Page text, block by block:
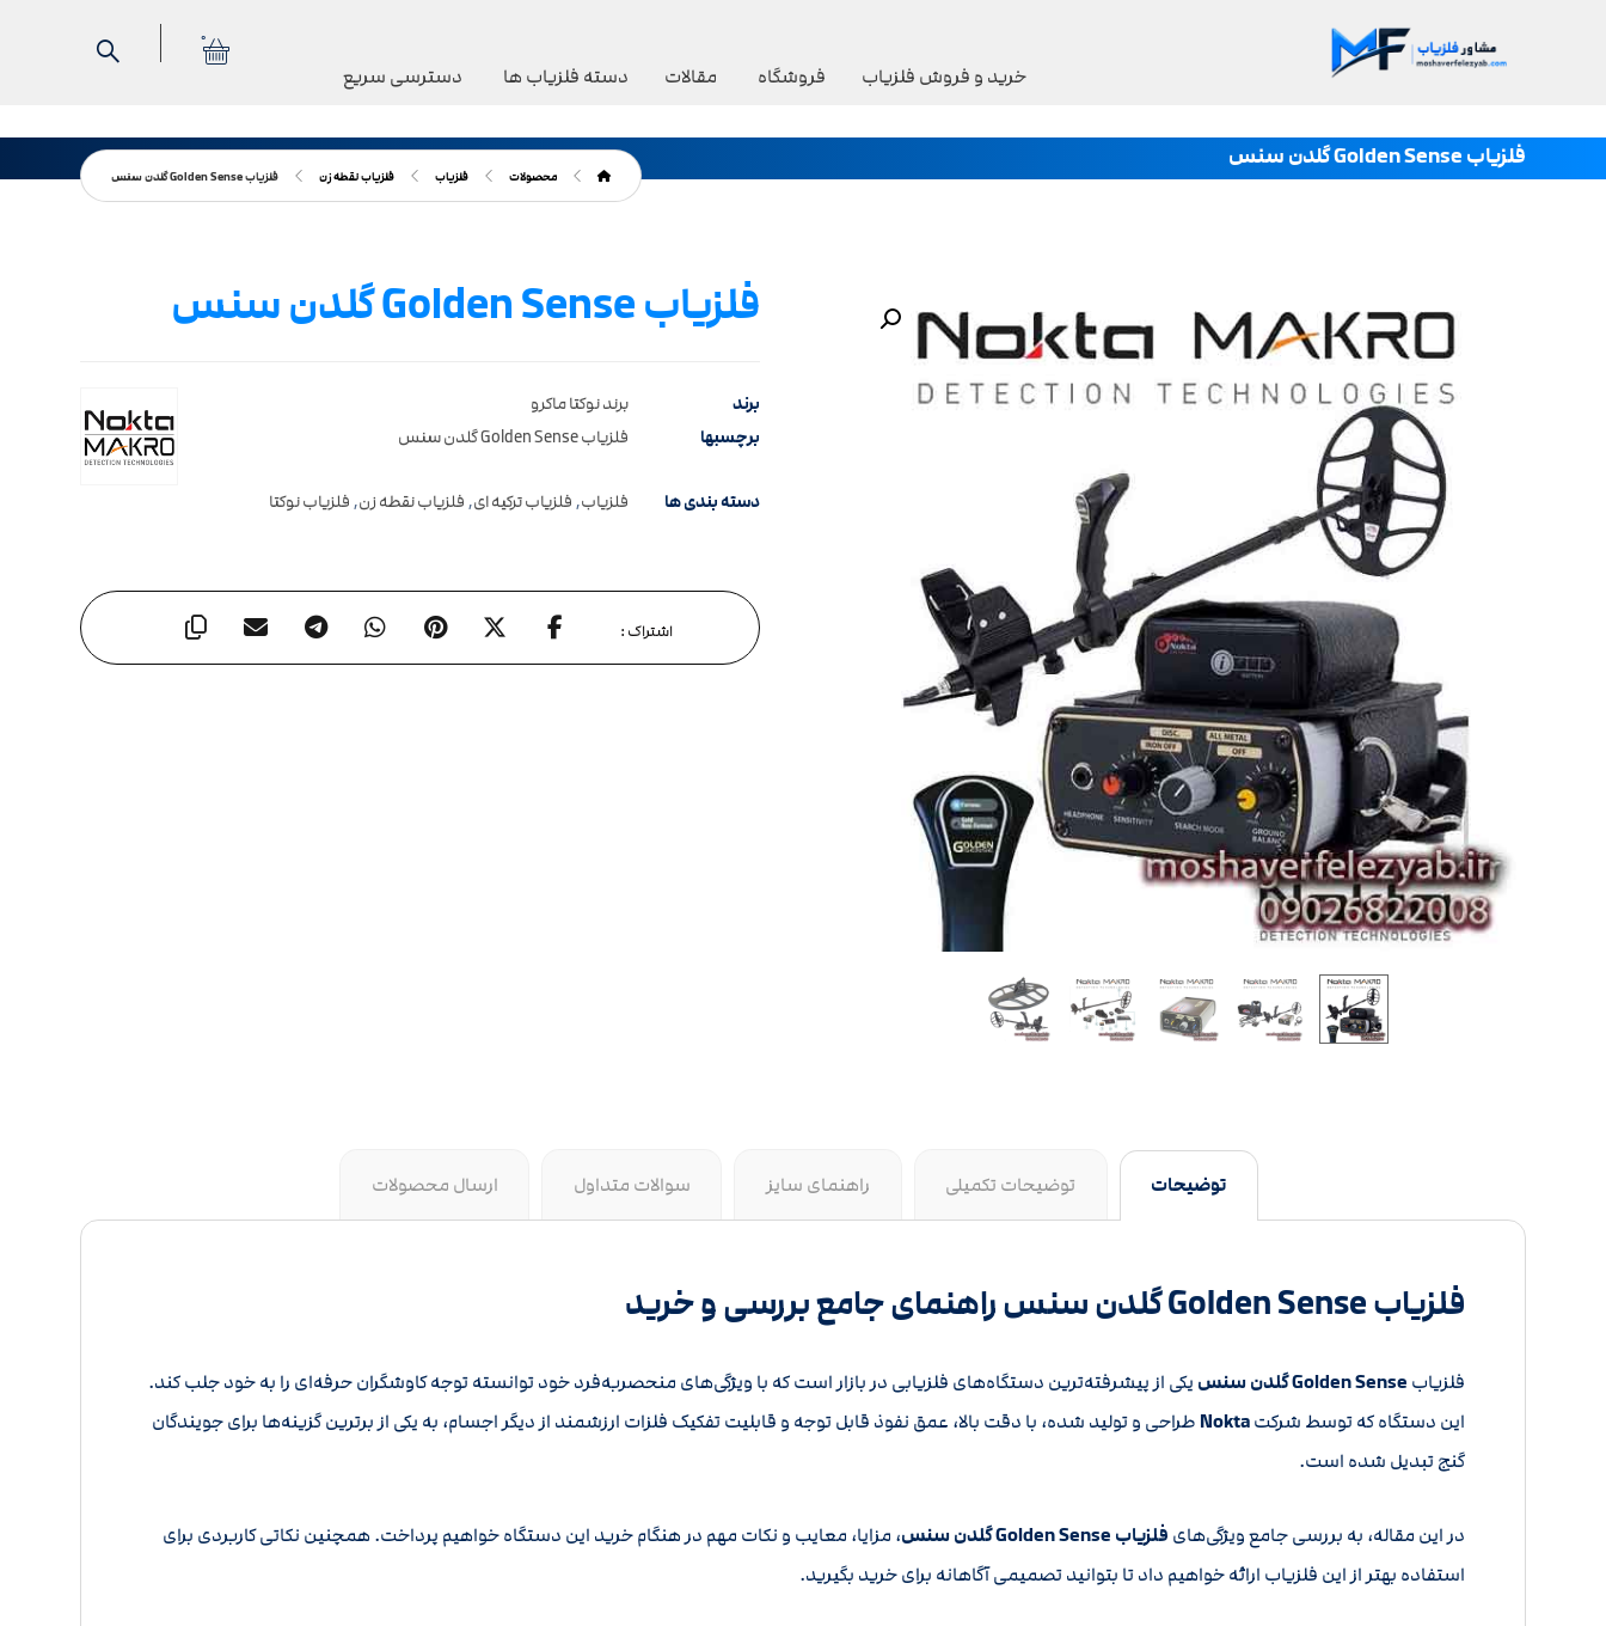
0
خرید و فروش فلزیاب فروشگاه مقالات دسته فلزیاب ها دسترسی سریع
فلزیاب Golden Sense گلدن سنس
محصولات فلزیاب فلزیاب نقطه زن فلزیاب Golden Sense گلدن سنس
بزرگنمایی تصویر فلزیاب Golden Sense گلدن سنس
برند برند نوکتا ماکرو
برچسبها فلزیاب Golden Sense گلدن سنس
دسته بندی ها فلزیاب, فلزیاب ترکیه ای, فلزیاب نقطه زن, فلزیاب نوکتا
توضیحات توضیحات تکمیلی راهنمای سایز سوالات متداول ارسال محصولات
فلزیاب Golden Sense گلدن سنس راهنمای جامع بررسی و خرید
فلزیاب Golden Sense گلدن سنس
یکی از پیشرفته‌ترین دستگاه‌های فلزیابی در بازار است که با ویژگی‌های منحصربه‌فرد خود توانسته توجه کاوشگران حرفه‌ای را به خود جلب کند.
این دستگاه که توسط شرکتNokta طراحی و تولید شده، با دقت بالا، عمق نفوذ قابل توجه و قابلیت تفکیک فلزات ارزشمند از دیگر اجسام، به یکی از برترین گزینه‌ها برای جویندگان
گنج تبدیل شده است.
در این مقاله، به بررسی جامع ویژگی‌های فلزیاب Golden Sense گلدن سنس
، مزایا، معایب و نکات مهم در هنگام خرید این دستگاه خواهیم پرداخت. همچنین نکاتی کاربردی برای
استفاده بهتر از این فلزیاب ارائه خواهیم داد تا بتوانید تصمیمی آگاهانه برای خرید بگیرید.